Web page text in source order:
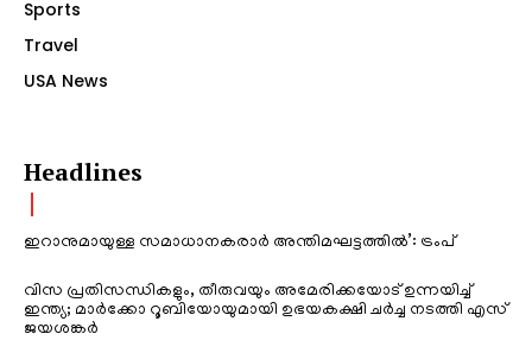
Sports
Travel
USA News
Headlines
ഇറാനുമായുള്ള സമാധാനകരാർ അന്തിമഘട്ടത്തിൽ‌’: ട്രംപ്
വിസ പ്രതിസന്ധികളും, തീരുവയും അമേരിക്കയോട് ഉന്നയിച്ച്
ഇന്ത്യ; മാർക്കോ റൂബിയോയുമായി ഉഭയകക്ഷി ചർച്ച നടത്തി എസ്
ജയശങ്കർ